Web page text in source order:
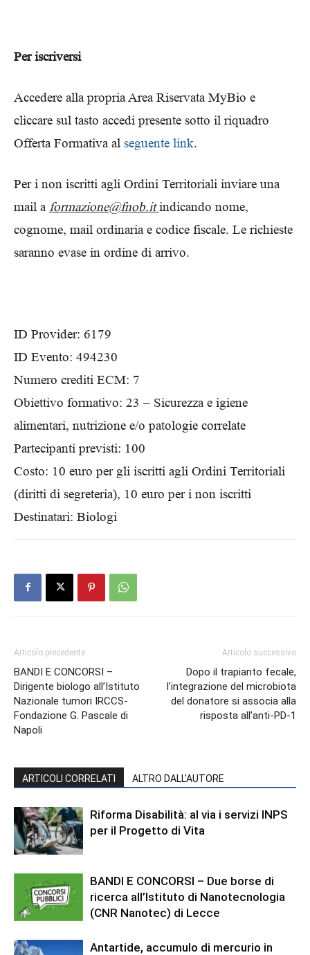
Per iscriversi
Accedere alla propria Area Riservata MyBio e
cliccare sul tasto accedi presente sotto il riquadro
Offerta Formativa al seguente link.
Per i non iscritti agli Ordini Territoriali inviare una
mail a formazione@fnob.itindicando nome,
cognome, mail ordinaria e codice fiscale. Le richieste
saranno evase in ordine di arrivo.
ID Provider: 6179
ID Evento: 494230
Numero crediti ECM: 7
Obiettivo formativo: 23 – Sicurezza e igiene
alimentari, nutrizione e/o patologie correlate
Partecipanti previsti: 100
Costo: 10 euro per gli iscritti agli Ordini Territoriali
(diritti di segreteria), 10 euro per i non iscritti
Destinatari: Biologi
Articolo precedente
BANDI E CONCORSI –
Dirigente biologo all’Istituto
Nazionale tumori IRCCS-
Fondazione G. Pascale di
Napoli
Articolo successivo
Dopo il trapianto fecale,
l’integrazione del microbiota
del donatore si associa alla
risposta all’anti-PD-1
ARTICOLI CORRELATI ALTRO DALL'AUTORE
Riforma Disabilità: al via i servizi INPS
per il Progetto di Vita
BANDI E CONCORSI – Due borse di
ricerca all’Istituto di Nanotecnologia
(CNR Nanotec) di Lecce
Antartide, accumulo di mercurio in